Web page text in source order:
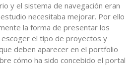
y el sistema de navegación eran
necesitaba mejorar. Por ello
la forma de presentar los
el tipo de proyectos y
deben aparecer en el portfolio
cómo ha sido concebido el portal